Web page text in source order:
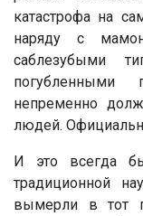
катастрофа на
наряду с
саблезубыми
непременно
людей.
И это всегда
традиционной
вымерли в тот